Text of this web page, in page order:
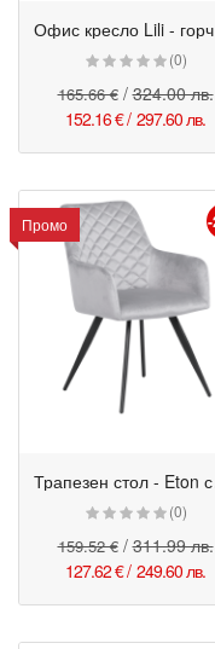
(0)
165.66 €/324.00 лв.
152.16 €/ 297.60 лв.
Промо
(0)
159.52 €/311.99 лв.
127.62 €/ 249.60 лв.